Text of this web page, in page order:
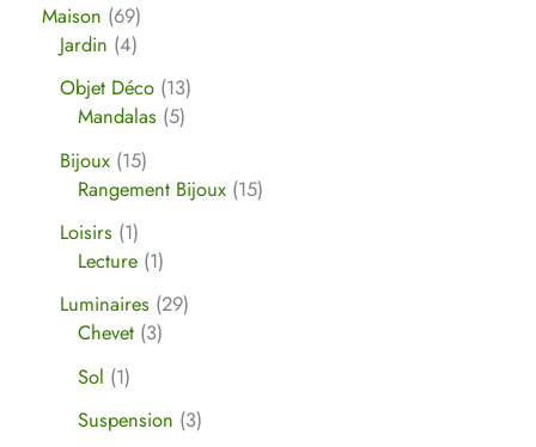
Maison 69
Jardin 4
Objet Déco 13
Mandalas 5
Bijoux 15
Rangement Bijoux 15
Loisirs 1
Lecture 1
Luminaires 29
Chevet 3
Sol 1
Suspension 3